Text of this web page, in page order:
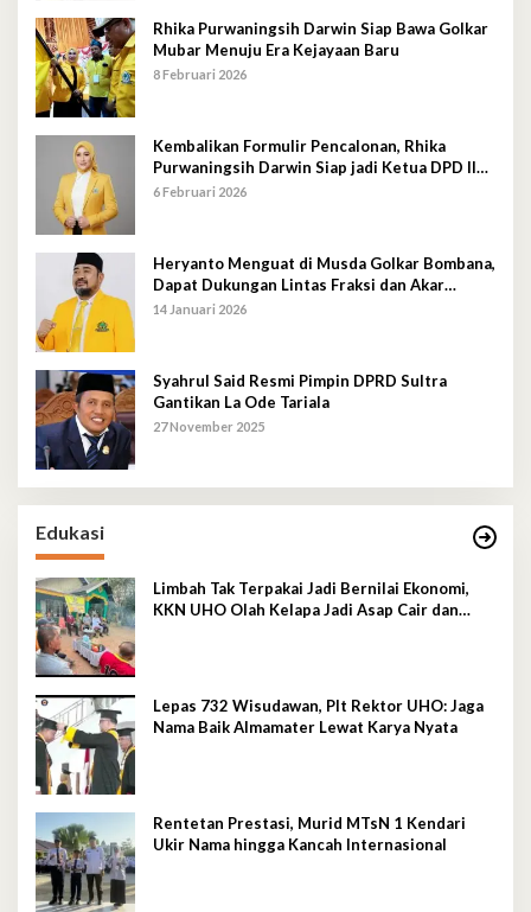
Rhika Purwaningsih Darwin Siap Bawa Golkar
Mubar Menuju Era Kejayaan Baru
8 Februari 2026
Kembalikan Formulir Pencalonan, Rhika
Purwaningsih Darwin Siap jadi Ketua DPD II
Golkar Mubar
6 Februari 2026
Heryanto Menguat di Musda Golkar Bombana,
Dapat Dukungan Lintas Fraksi dan Akar
Rumput
14 Januari 2026
Syahrul Said Resmi Pimpin DPRD Sultra
Gantikan La Ode Tariala
27 November 2025
Edukasi
Limbah Tak Terpakai Jadi Bernilai Ekonomi,
KKN UHO Olah Kelapa Jadi Asap Cair dan
Lepas 732 Wisudawan, Plt Rektor UHO: Jaga
Nama Baik Almamater Lewat Karya Nyata
Rentetan Prestasi, Murid MTsN 1 Kendari
Ukir Nama hingga Kancah Internasional